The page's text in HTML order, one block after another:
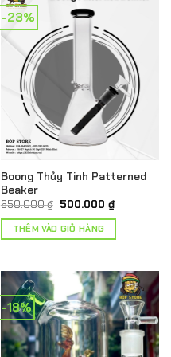
-23%
Boong Thủy Tinh Patterned
Beaker
650.000₫ Giá
là:
650.000 ₫.
500.000 ₫Giá
hiện
tại
THÊM VÀO GIỎ HÀNG
-18%